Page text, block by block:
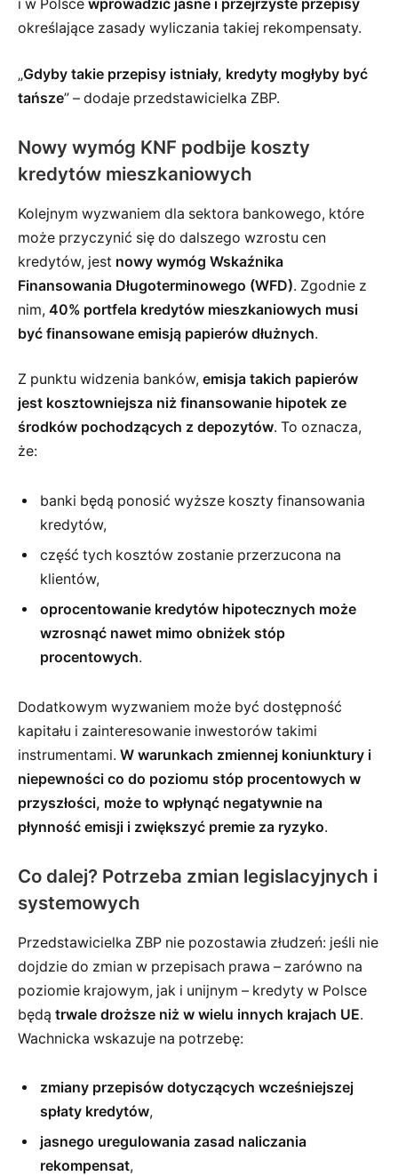
i w Polsce wprowadzić jasne i przejrzyste przepisy
określające zasady wyliczania takiej rekompensaty.
„Gdyby takie przepisy istniały, kredyty mogłyby być
tańsze” – dodaje przedstawicielka ZBP.
Nowy wymóg KNF podbije koszty
kredytów mieszkaniowych
Kolejnym wyzwaniem dla sektora bankowego, które
może przyczynić się do dalszego wzrostu cen
kredytów, jest nowy wymóg Wskaźnika
Finansowania Długoterminowego (WFD). Zgodnie z
nim, 40% portfela kredytów mieszkaniowych musi
być finansowane emisją papierów dłużnych.
Z punktu widzenia banków, emisja takich papierów
jest kosztowniejsza niż finansowanie hipotek ze
środków pochodzących z depozytów. To oznacza,
że:
banki będą ponosić wyższe koszty finansowania
kredytów,
część tych kosztów zostanie przerzucona na
klientów,
oprocentowanie kredytów hipotecznych może
wzrosnąć nawet mimo obniżek stóp
procentowych.
Dodatkowym wyzwaniem może być dostępność
kapitału i zainteresowanie inwestorów takimi
instrumentami. W warunkach zmiennej koniunktury i
niepewności co do poziomu stóp procentowych w
przyszłości, może to wpłynąć negatywnie na
płynność emisji i zwiększyć premie za ryzyko.
Co dalej? Potrzeba zmian legislacyjnych i
systemowych
Przedstawicielka ZBP nie pozostawia złudzeń: jeśli nie
dojdzie do zmian w przepisach prawa – zarówno na
poziomie krajowym, jak i unijnym – kredyty w Polsce
będą trwale droższe niż w wielu innych krajach UE.
Wachnicka wskazuje na potrzebę:
zmiany przepisów dotyczących wcześniejszej
spłaty kredytów,
jasnego uregulowania zasad naliczania
rekompensat,